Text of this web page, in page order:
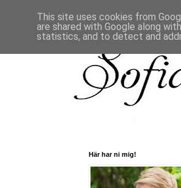
Här har ni mig!
This site uses cookies from
are shared with Google along
statistics, and to detect and